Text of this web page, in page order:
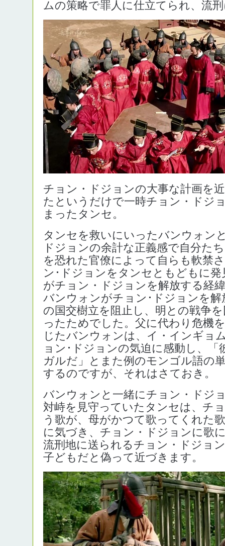
ムの策略で罪人に仕立てられ、流
チョン・ドジョンの大事な計画を
たというだけで一時チョン・ドジ
まったタンセ。
タンセを救いにいったバンウォン
ドジョンの余計な正義感で自分た
を恐れた官僚によって自らも軟禁
ン･ドジョンをタンセともどもに
がチョン・ドジョンを解放する経
バンウォンがチョン･ドジョンを
の国交樹立を阻止し、明との戦争
ったためでした。父に代わり危機
じたバンウォンは、イ・インギョ
ョン･ドジョンの気迫に感動し、
ガルだ」とまた例のモンゴル語の
するのですが、それはさておき。
バンウォンと一緒にチョン・ドジ
対峙を見守っていたタンセは、チ
う歌が、母がかつて歌ってくれた
に気づき、チョン・ドジョンに歌
流刑地に送られるチョン・ドジョ
子どもだと偽って近づきます。